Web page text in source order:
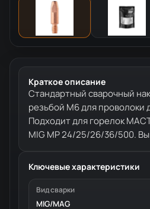
Краткое описание
Стандартный сварочный
резьбой М6 для проволоки
Подходит для горелок
MIG MP 24/25/26/36/500.
Ключевые характеристики
Вид сварки
MIG/MAG